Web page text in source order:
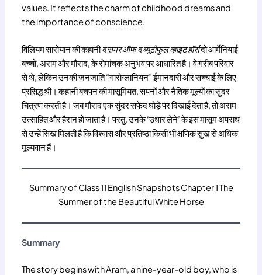
values. It reflects the charm of childhood dreams and
the importance ofconscience
विलियम सारोयान की कहानीद समर ऑफ द ब्यूटीफुल व्हाइट हॉर्सदो आर्मेनियाई
बच्चों, अराम और मौराद, के रोमांचक अनुभव पर आधारित है। वे गरीब परिवार
से थे, लेकिन उनकी जनजाति “गारोग्लानियन” ईमानदारी और सच्चाई के लिए
प्रसिद्ध थी। कहानी बचपन की मासूमियत, सपनों और नैतिक मूल्यों का सुंदर
चित्रण करती है। जब मौराद एक सुंदर सफेद घोड़े पर दिखाई देता है, तो अराम
उत्साहित और हैरान हो जाता है। परंतु, उनके ‘उधार लेने’ के इस मासूम अपराध
से उन्हें सिख मिलती है कि विश्वास और प्रतिष्ठा किसी भी क्षणिक सुख से अधिक
मूल्यवान हैं।
Summary of Class 11 English Snapshots Chapter 1 The
Summer of the Beautiful White Horse
Summary
The story begins with Aram, a nine-year-old boy, who is